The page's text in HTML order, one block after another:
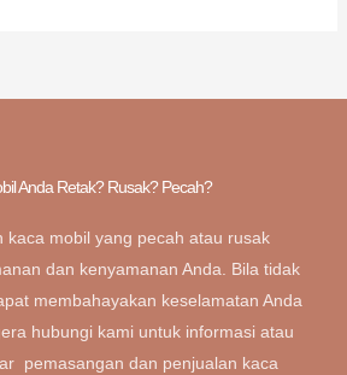
Anda Retak? Rusak? Pecah?
kaca mobil yang pecah atau rusak
dan kenyamanan Anda. Bila tidak
membahayakan keselamatan Anda
hubungi kami untuk informasi atau
pemasangan dan penjualan kaca